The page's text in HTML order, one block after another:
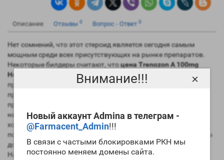
Внимание!!!
Новый аккаунт Admina в телеграм -
@Farmacent_Admin!!!
В связи с частыми блокировками РКН мы
постоянно меняем домены сайта.
×
Описание Отзывы 0 Вопрос - Ответ 0
Нет сомнений, что этот стероид является сегодня самым
мощным среди всех присутствующих на рынке препаратов.
Некоторые билдеры считают, чтоцена Trenozon A 100mg
Horizon
завышена, но после первого же правильно
проведенного цикла препарата мнение меняется на
противоположное. Сегодня спортивная фармакологическая
промышленность выпускает три эфира этого препарат, а
наиболее популярными являются ацетат и энантат. Если вы
хотите набирать большое количество
попробуйте
. Но при этом вы
должны уже иметь значительный «химический» стаж.
Начинающим билдерам этот препарат использовать не